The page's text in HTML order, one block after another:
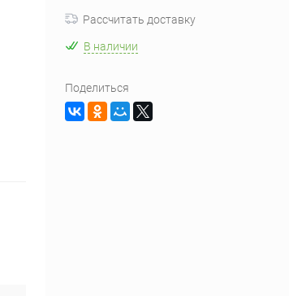
Рассчитать доставку
В наличии
Поделиться